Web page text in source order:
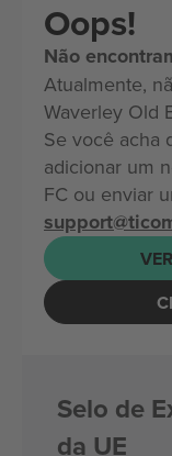
Oops!
Não
Atualmente,
Waverley Old
Se você acha
adicionar um
FC ou enviar
Selo de
da UE